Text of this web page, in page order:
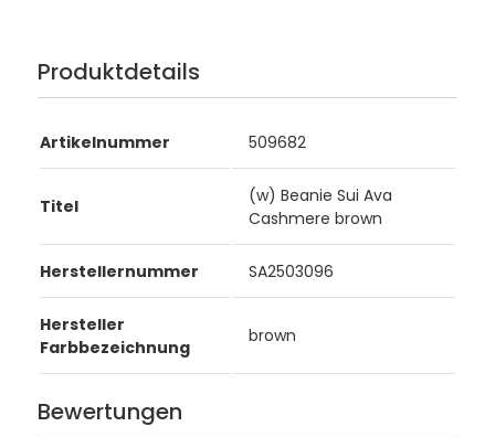
Produktdetails
Artikelnummer 509682
Titel
(w) Beanie Sui Ava
Cashmere brown
Herstellernummer SA2503096
Hersteller
Farbbezeichnung
brown
Bewertungen